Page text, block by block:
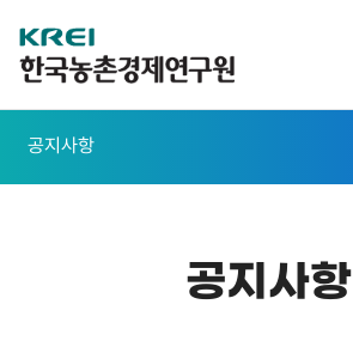
한
국
촌
공지사항
공지사항